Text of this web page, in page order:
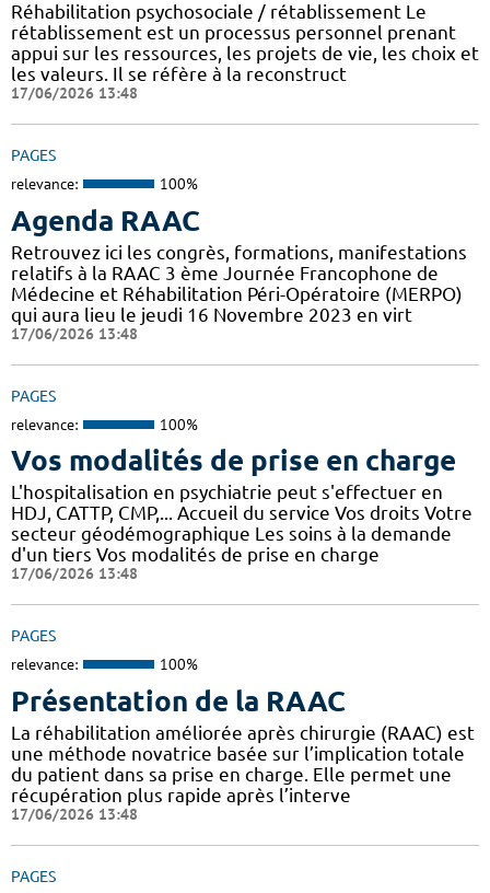
Réhabilitation psychosociale / rétablissement Le
rétablissement est un processus personnel prenant
appui sur les ressources, les projets de vie, les choix et
les valeurs. Il se réfère à la reconstruct
17/06/2026 13:48
PAGES
relevance: 100%
Agenda RAAC
Retrouvez ici les congrès, formations, manifestations
relatifs à la RAAC 3 ème Journée Francophone de
Médecine et Réhabilitation Péri-Opératoire (MERPO)
qui aura lieu le jeudi 16 Novembre 2023 en virt
17/06/2026 13:48
PAGES
relevance: 100%
Vos modalités de prise en charge
L'hospitalisation en psychiatrie peut s'effectuer en
HDJ, CATTP, CMP,... Accueil du service Vos droits Votre
secteur géodémographique Les soins à la demande
d'un tiers Vos modalités de prise en charge
17/06/2026 13:48
PAGES
relevance: 100%
Présentation de la RAAC
La réhabilitation améliorée après chirurgie (RAAC) est
une méthode novatrice basée sur l’implication totale
du patient dans sa prise en charge. Elle permet une
récupération plus rapide après l’interve
17/06/2026 13:48
PAGES